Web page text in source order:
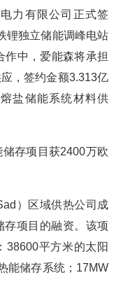
力有限公司正式签
锂独立储能调峰电站
作中，爱能森将承担
，签约金额3.313亿
盐储能系统材料供
存项目获2400万欧
）区域供热公司成
项目的融资。该项
38600平方米的太阳
能储存系统；17MW